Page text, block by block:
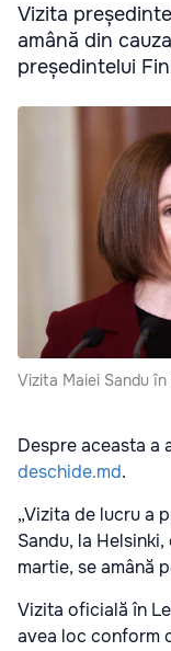
Vizita
amână din
președintelui
Vizita Maiei Sandu
Despre aceasta a
deschide.md.
„Vizita de lucru a
Sandu, la
martie, se amână
Vizita oficială în
avea loc conform